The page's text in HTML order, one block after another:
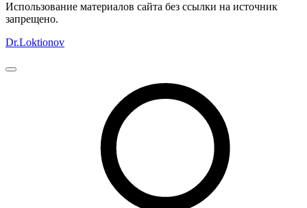
Использование материалов сайта без ссылки на источник
запрещено.
Dr.Loktionov